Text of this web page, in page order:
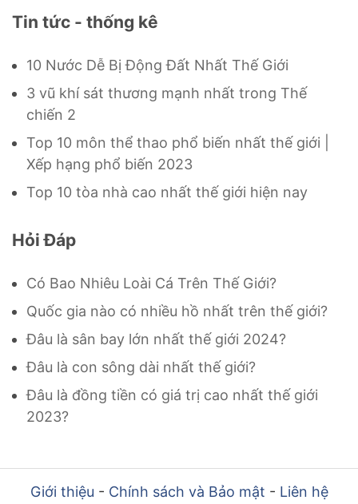
Tin tức - thống kê
10 Nước Dễ Bị Động Đất Nhất Thế Giới
3 vũ khí sát thương mạnh nhất trong Thế
chiến 2
Top 10 môn thể thao phổ biến nhất thế giới |
Xếp hạng phổ biến 2023
Top 10 tòa nhà cao nhất thế giới hiện nay
Hỏi Đáp
Có Bao Nhiêu Loài Cá Trên Thế Giới?
Quốc gia nào có nhiều hồ nhất trên thế giới?
Đâu là sân bay lớn nhất thế giới 2024?
Đâu là con sông dài nhất thế giới?
Đâu là đồng tiền có giá trị cao nhất thế giới
2023?
Giới thiệu - Chính sách và Bảo mật - Liên hệ